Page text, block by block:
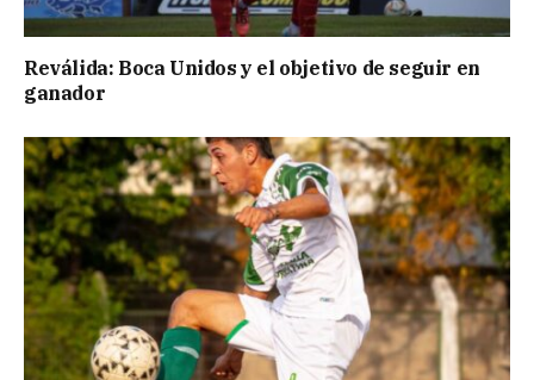
Reválida: Boca Unidos y el objetivo de seguir en
ganador